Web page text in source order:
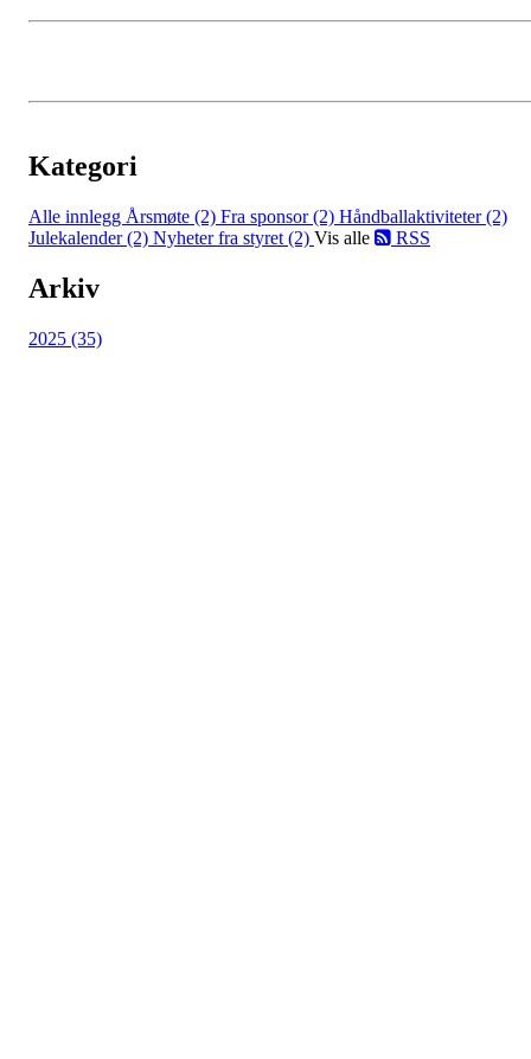
Kategori
Alle innlegg Årsmøte (2) Fra sponsor (2) Håndballaktiviteter (2)
Julekalender (2) Nyheter fra styret (2) Vis alle RSS
Arkiv
2025 (35)